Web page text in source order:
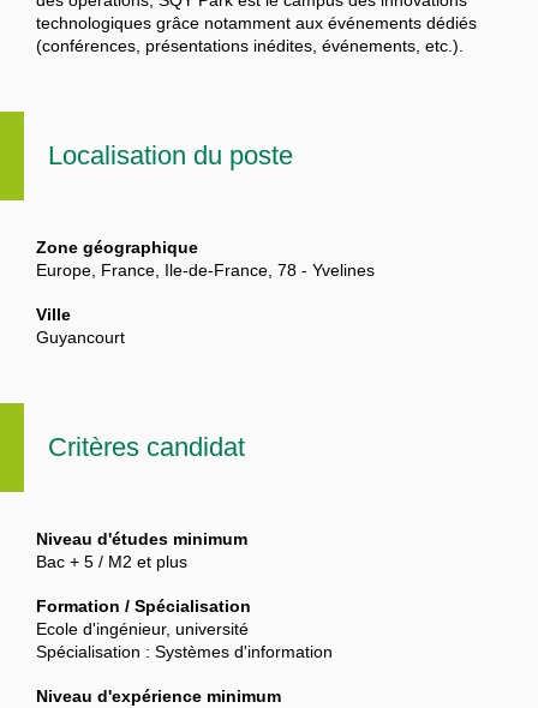
technologiques grâce notamment aux événements dédiés
(conférences, présentations inédites, événements, etc.).
Localisation du poste
Zone géographique
Europe, France, Ile-de-France, 78 - Yvelines
Ville
Guyancourt
Critères candidat
Niveau d'études minimum
Bac + 5 / M2 et plus
Formation / Spécialisation
Ecole d'ingénieur, université
Spécialisation : Systèmes d'information
Niveau d'expérience minimum